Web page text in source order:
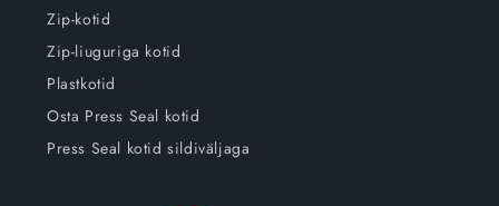
Zip-kotid
Zip-liuguriga kotid
Plastkotid
Osta Press Seal kotid
Press Seal kotid sildiväljaga